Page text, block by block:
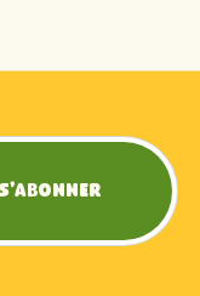
S'abonner